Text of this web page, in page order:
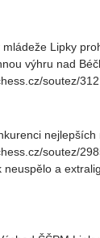
Lipky
výhru nad
soutez/
soutez/
a